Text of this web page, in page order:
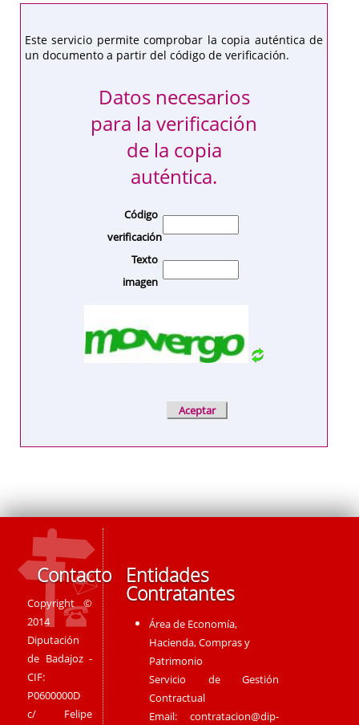
Este servicio permite comprobar la copia auténtica de
un documento a partir del código de verificación.
Datos necesarios
para la verificación
de la copia
auténtica.
Código
verificación
Texto
imagen
Contacto
Copyright ©
2014
Diputación
de Badajoz -
CIF:
P0600000D
c/ Felipe
Entidades
Contratantes
Área de Economía,
Hacienda, Compras y
Patrimonio
Servicio de Gestión
Contractual
Email:contratacion@dip-